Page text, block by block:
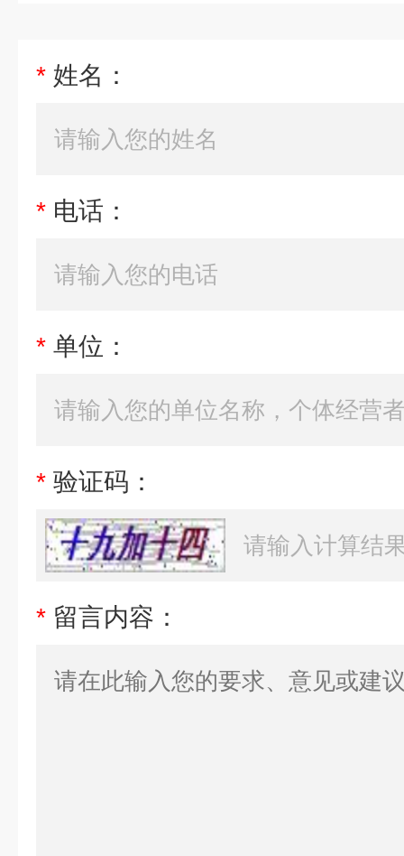
* 姓名：
* 电话：
* 单位：
* 验证码：
* 留言内容：